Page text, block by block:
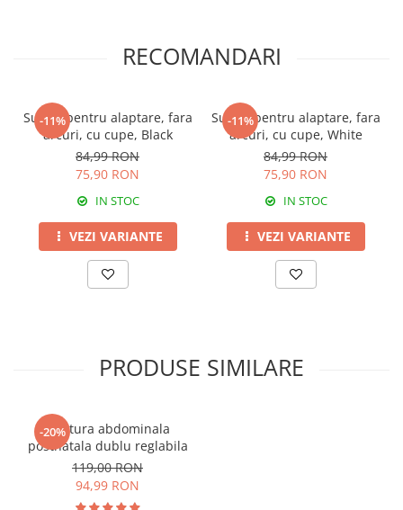
RECOMANDARI
-11%
Sutien pentru alaptare, fara
arcuri, cu cupe, Black
84,99 RON
75,90 RON
IN STOC
VEZI VARIANTE
-11%
Sutien pentru alaptare, fara
arcuri, cu cupe, White
84,99 RON
75,90 RON
IN STOC
VEZI VARIANTE
PRODUSE SIMILARE
-20%
Centura abdominala
postnatala dublu reglabila
119,00 RON
94,99 RON